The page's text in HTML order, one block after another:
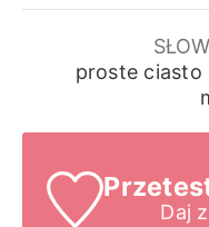
proste ciasto
Daj